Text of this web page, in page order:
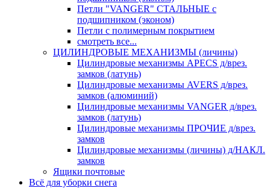
Петли "VANGER" СТАЛЬНЫЕ с
подшипником (эконом)
Петли с полимерным покрытием
смотреть все...
ЦИЛИНДРОВЫЕ МЕХАНИЗМЫ (личины)
Цилиндровые механизмы APECS д/врез.
замков (латунь)
Цилиндровые механизмы AVERS д/врез.
замков (алюминий)
Цилиндровые механизмы VANGER д/врез.
замков (латунь)
Цилиндровые механизмы ПРОЧИЕ д/врез.
замков
Цилиндровые механизмы (личины) д/НАКЛ.
замков
Ящики почтовые
Всё для уборки снега